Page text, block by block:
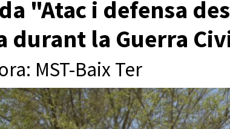
"Atac i defensa
durant la Guerra
MST-Baix Ter